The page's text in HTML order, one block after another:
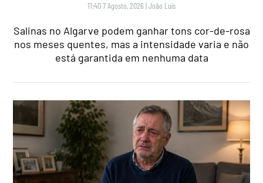
11:40 7 Agosto, 2026 |João Luís
Salinas no Algarve podem ganhar tons cor-de-rosa
nos meses quentes, mas a intensidade varia e não
está garantida em nenhuma data